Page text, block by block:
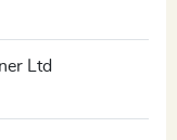
Ltd